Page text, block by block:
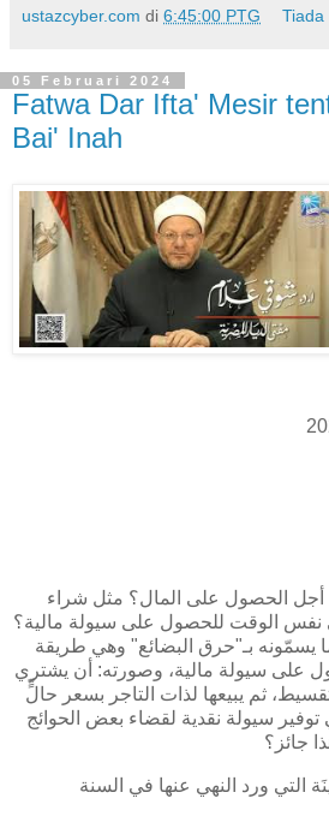
ustazcyber.com di 6:45:00 PTG Tiada
05 Februari 2024
Fatwa Dar Ifta' Mesir
Bai' Inah
الحصول على المال؟ مثل شراء
نفس الوقت للحصول على سيولة مالية؟
يسمّونه بـ"حرق البضائع" وهي طريقة
على سيولة مالية، وصورته: أن يشتري
ثم يبيعها لذات التاجر بسعر حالٍّ
سيولة نقدية لقضاء بعض الحوائج
جائز؟
التي ورد النهي عنها في السنة